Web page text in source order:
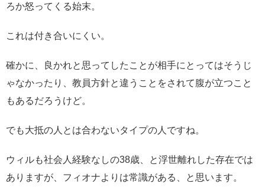
ろか怒ってくる始末。
これは付き合いにくい。
確かに、良かれと思ってしたことが相手にとってはそうじ
ゃなかったり、教員方針と違うことをされて腹が立つこと
もあるだろうけど。
でも大抵の人とは合わないタイプの人ですね。
ウィルも社会人経験なしの38歳、と浮世離れした存在では
ありますが、フィオナよりは常識がある、と思います。